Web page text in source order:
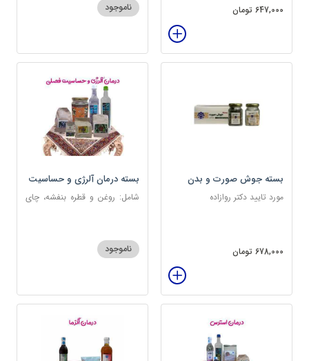
647,000 تومان ناموجود
بسته جوش صورت و بدن
مورد تایید دکتر روازاده
678,000 تومان
بسته درمان آلرژی و حساسیت
فصلی
شامل: روغن و قطره بنفشه، چای
عنبرنسارا، عسل 3 ستاره
ناموجود